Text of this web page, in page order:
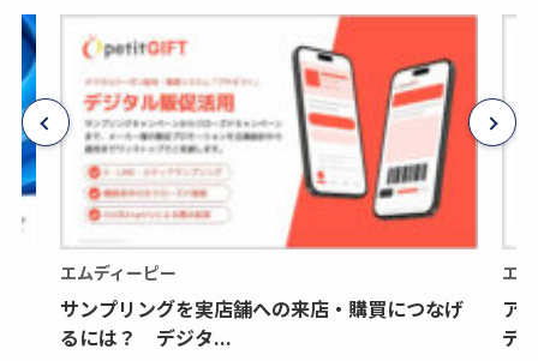
エムディーピー
サンプリングを実店舗への来店・購買につなげ
るには？ デジタ...
エ
ア
デ